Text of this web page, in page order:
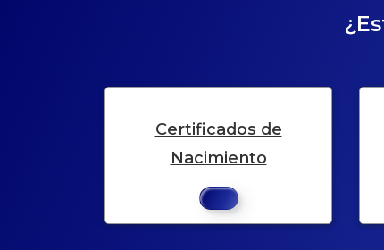
Certificados de
Nacimiento